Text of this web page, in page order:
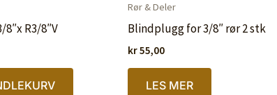
R3/8″V
Rør & Deler
Blindplugg for 3/8″ rør 2 stk
kr55,00
LES MER